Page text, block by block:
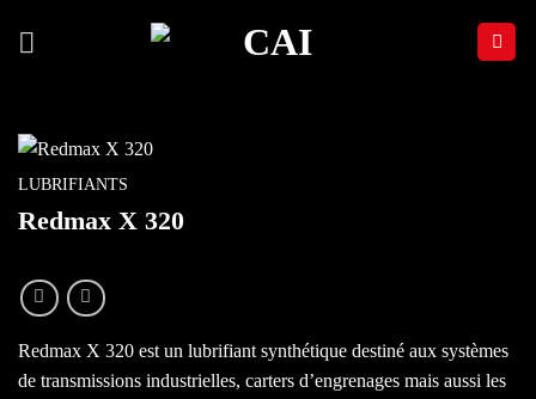
LUBRIFIANTS
Redmax X 320
Redmax X 320 est un lubrifiant synthétique destiné aux systèmes
de transmissions industrielles, carters d’engrenages mais aussi les